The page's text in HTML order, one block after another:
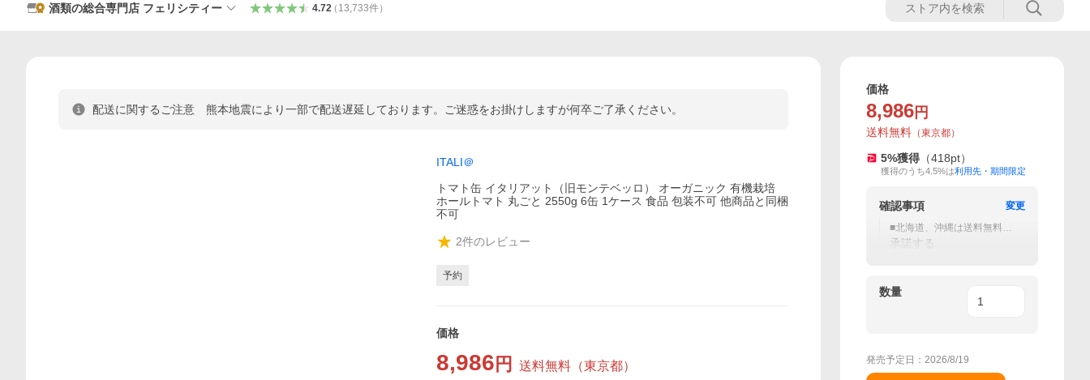
酒類の総合専門店 フェリシティー 4.72（ 13,733件）
配送に関するご注意 熊本地震により一部で配送遅延しております。ご迷惑をお掛けしますが何卒ご了承ください。
ITALI＠
トマト缶 イタリアット（旧モンテベッロ） オーガニック 有機栽培
ホールトマト 丸ごと 2550g 6缶 1ケース 食品 包装不可 他商品と同梱
不可
2件のレビュー
予約
価格
8,986 円 送料無料 （東京都）
価格
8,986 円
送料無料 （東京都）
5%獲得 （418pt）
獲得のうち4.5%は利用先・期間限定
確認事項
変更
■北海道、沖縄は送料無料対
象外（800円加算）
承諾する
数量
発売予定日： 2026/8/19